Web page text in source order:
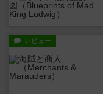
レビュー